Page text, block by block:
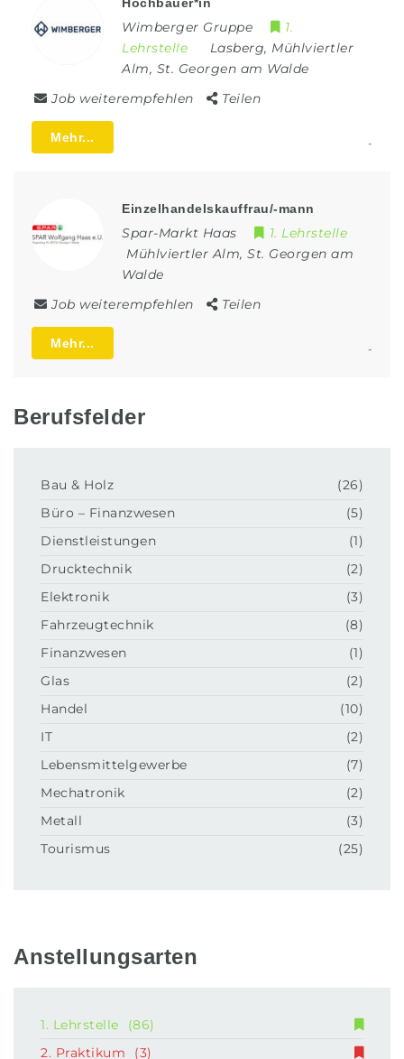
Wimberger Gruppe
1.
Lehrstelle
Lasberg, Mühlviertler
Alm, St. Georgen am Walde
Job weiterempfehlen
Teilen
Mehr... -
Einzelhandelskauffrau/-mann
Spar-Markt Haas
1. Lehrstelle
Mühlviertler Alm, St. Georgen am
Walde
Job weiterempfehlen
Teilen
Mehr... -
Berufsfelder
Bau & Holz
(26)
Büro – Finanzwesen
(5)
Dienstleistungen
(1)
Drucktechnik
(2)
Elektronik
(3)
Fahrzeugtechnik
(8)
Finanzwesen
(1)
Glas
(2)
Handel
(10)
IT
(2)
Lebensmittelgewerbe
(7)
Mechatronik
(2)
Metall
(3)
Tourismus
(25)
Anstellungsarten
1. Lehrstelle
(86)
2. Praktikum
(3)